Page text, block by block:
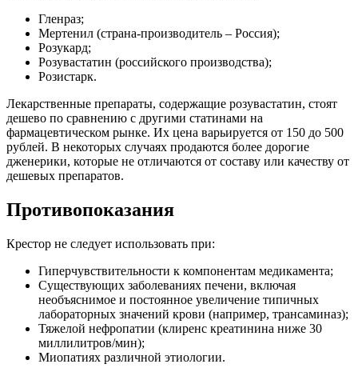
Гленраз;
Мертенил (страна-производитель – Россия);
Розукард;
Розувастатин (российского производства);
Розистарк.
Лекарственные препараты, содержащие розувастатин, стоят
дешево по сравнению с другими статинами на
фармацевтическом рынке. Их цена варьируется от 150 до 500
рублей. В некоторых случаях продаются более дорогие
дженерики, которые не отличаются от составу или качеству от
дешевых препаратов.
Противопоказания
Крестор не следует использовать при:
Гиперчувствительности к компонентам медикамента;
Существующих заболеваниях печени, включая
необъяснимое и постоянное увеличение типичных
лабораторных значений крови (например, трансаминаз);
Тяжелой нефропатии (клиренс креатинина ниже 30
миллилитров/мин);
Миопатиях различной этиологии.